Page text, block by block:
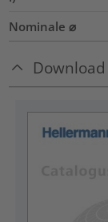
Nominale ⌀
Download